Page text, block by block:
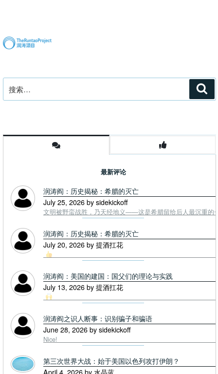
索：
最新评论
润涛阎：历史揭秘：希腊的灭亡
July 25, 2026 by sidekickoff
文明被野蛮战胜，乃天经地义——这是希腊留给后人最沉重的
润涛阎：历史揭秘：希腊的灭亡
July 20, 2026 by 提酒扛花
润涛阎：美国的建国：国父们的理论与实践
July 13, 2026 by 提酒扛花
润涛阎之识人断事：识别骗子和骗语
June 28, 2026 by sidekickoff
Nice!
第三次世界大战：始于美国以色列攻打伊朗？
April 4, 2026 by 水晶蓝